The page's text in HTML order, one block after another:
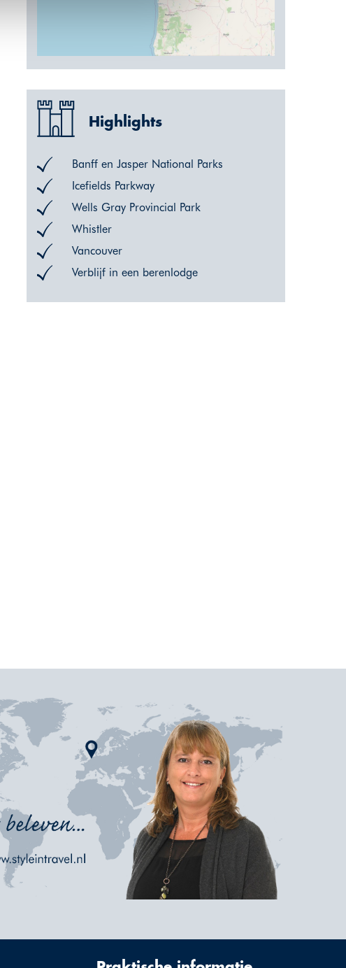
Highlights
Banff en Jasper National Parks
Icefields Parkway
Wells Gray Provincial Park
Whistler
Vancouver
Verblijf in een berenlodge